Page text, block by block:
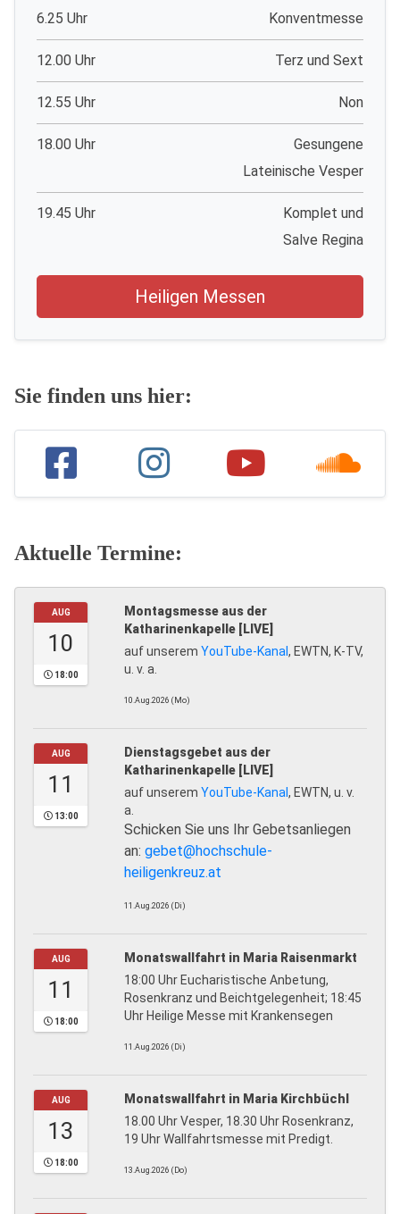
6.25 Uhr Konventmesse
12.00 Uhr Terz und Sext
12.55 Uhr Non
18.00 Uhr
Gesungene
Lateinische Vesper
19.45 Uhr
Komplet und
Salve Regina
Heiligen Messen
Sie finden uns hier:
Aktuelle Termine:
AUG
10
18:00
Montagsmesse aus der
Katharinenkapelle [LIVE]
auf unserem YouTube-Kanal, EWTN, K-TV,
u. v. a.
10.Aug.2026 (Mo)
AUG
11
13:00
Dienstagsgebet aus der
Katharinenkapelle [LIVE]
auf unserem YouTube-Kanal, EWTN, u. v.
a.
Schicken Sie uns Ihr Gebetsanliegen
an: gebet@hochschule-
heiligenkreuz.at
11.Aug.2026 (Di)
AUG
11
18:00
Monatswallfahrt in Maria Raisenmarkt
18:00 Uhr Eucharistische Anbetung,
Rosenkranz und Beichtgelegenheit; 18:45
Uhr Heilige Messe mit Krankensegen
11.Aug.2026 (Di)
AUG
13
18:00
Monatswallfahrt in Maria Kirchbüchl
18.00 Uhr Vesper, 18.30 Uhr Rosenkranz,
19 Uhr Wallfahrtsmesse mit Predigt.
13.Aug.2026 (Do)